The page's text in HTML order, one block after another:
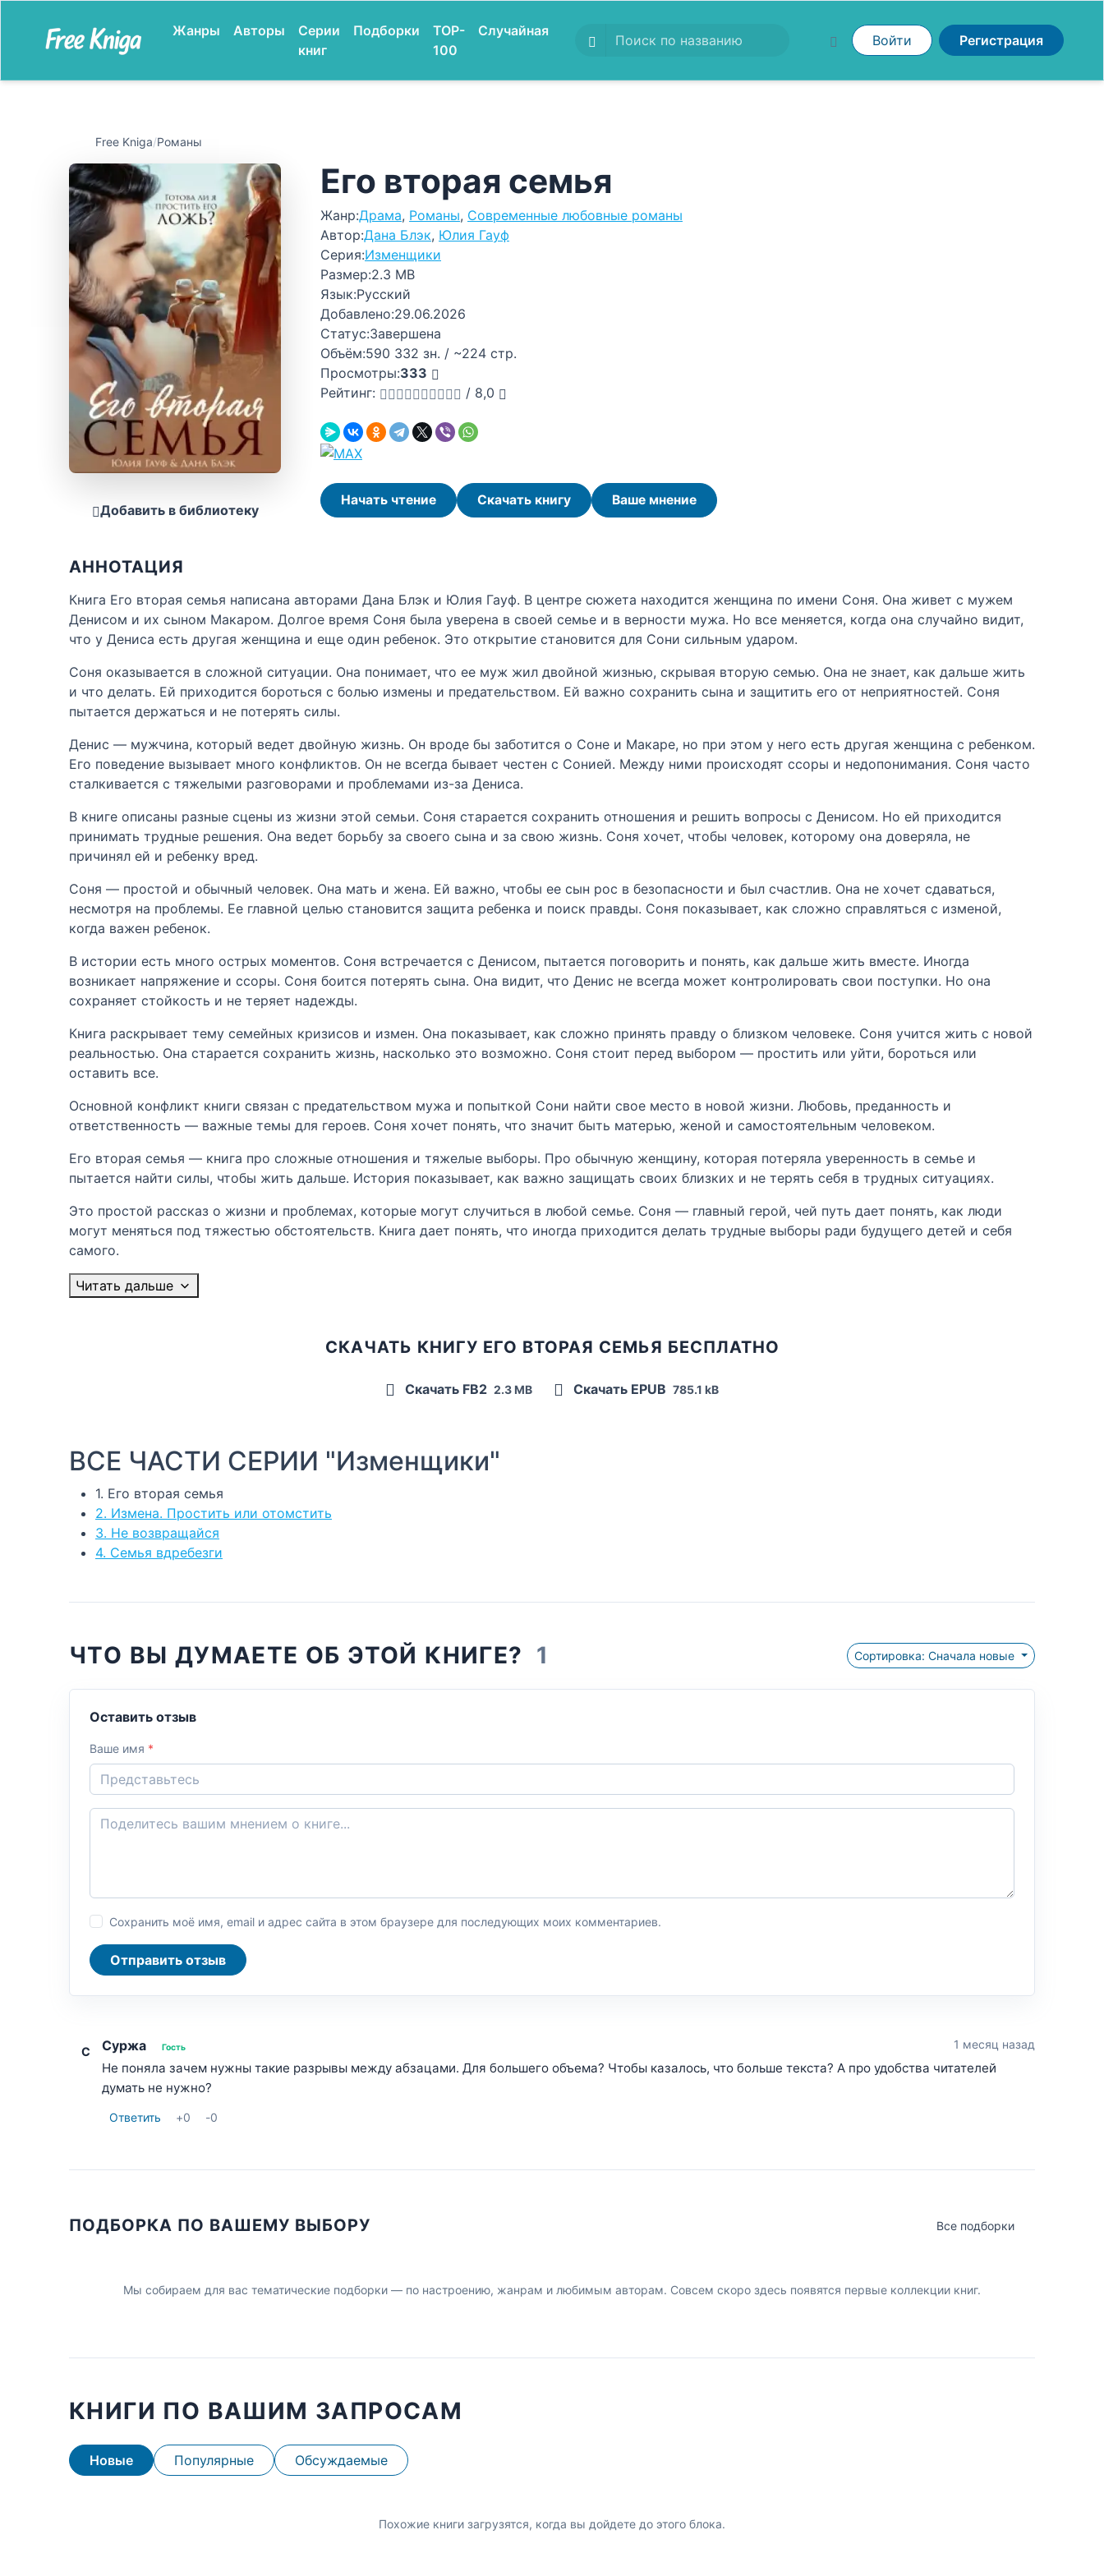
Жанры Авторы
Серии
книг
Подборки
TOP-
100
Случайная
Войти Регистрация
Free Kniga/Романы
Добавить в библиотеку
Его вторая семья
Жанр:Драма, Романы, Современные любовные романы
Автор:Дана Блэк, Юлия Гауф
Серия:Изменщики
Размер:2.3 MB
Язык:Русский
Добавлено:29.06.2026
Статус:Завершена
Объём:590 332 зн. / ~224 стр.
Просмотры:333
Рейтинг:
/ 8,0
Начать чтение Скачать книгу Ваше мнение
АННОТАЦИЯ
Книга Его вторая семья написана авторами Дана Блэк и Юлия Гауф. В центре сюжета находится женщина по имени Соня. Она живет с мужем
Денисом и их сыном Макаром. Долгое время Соня была уверена в своей семье и в верности мужа. Но все меняется, когда она случайно видит,
что у Дениса есть другая женщина и еще один ребенок. Это открытие становится для Сони сильным ударом.
Соня оказывается в сложной ситуации. Она понимает, что ее муж жил двойной жизнью, скрывая вторую семью. Она не знает, как дальше жить
и что делать. Ей приходится бороться с болью измены и предательством. Ей важно сохранить сына и защитить его от неприятностей. Соня
пытается держаться и не потерять силы.
Денис — мужчина, который ведет двойную жизнь. Он вроде бы заботится о Соне и Макаре, но при этом у него есть другая женщина с ребенком.
Его поведение вызывает много конфликтов. Он не всегда бывает честен с Сонией. Между ними происходят ссоры и недопонимания. Соня часто
сталкивается с тяжелыми разговорами и проблемами из-за Дениса.
В книге описаны разные сцены из жизни этой семьи. Соня старается сохранить отношения и решить вопросы с Денисом. Но ей приходится
принимать трудные решения. Она ведет борьбу за своего сына и за свою жизнь. Соня хочет, чтобы человек, которому она доверяла, не
причинял ей и ребенку вред.
Соня — простой и обычный человек. Она мать и жена. Ей важно, чтобы ее сын рос в безопасности и был счастлив. Она не хочет сдаваться,
несмотря на проблемы. Ее главной целью становится защита ребенка и поиск правды. Соня показывает, как сложно справляться с изменой,
когда важен ребенок.
В истории есть много острых моментов. Соня встречается с Денисом, пытается поговорить и понять, как дальше жить вместе. Иногда
возникает напряжение и ссоры. Соня боится потерять сына. Она видит, что Денис не всегда может контролировать свои поступки. Но она
сохраняет стойкость и не теряет надежды.
Книга раскрывает тему семейных кризисов и измен. Она показывает, как сложно принять правду о близком человеке. Соня учится жить с новой
реальностью. Она старается сохранить жизнь, насколько это возможно. Соня стоит перед выбором — простить или уйти, бороться или
оставить все.
Основной конфликт книги связан с предательством мужа и попыткой Сони найти свое место в новой жизни. Любовь, преданность и
ответственность — важные темы для героев. Соня хочет понять, что значит быть матерью, женой и самостоятельным человеком.
Его вторая семья — книга про сложные отношения и тяжелые выборы. Про обычную женщину, которая потеряла уверенность в семье и
пытается найти силы, чтобы жить дальше. История показывает, как важно защищать своих близких и не терять себя в трудных ситуациях.
Это простой рассказ о жизни и проблемах, которые могут случиться в любой семье. Соня — главный герой, чей путь дает понять, как люди
могут меняться под тяжестью обстоятельств. Книга дает понять, что иногда приходится делать трудные выборы ради будущего детей и себя
самого.
Читать дальше
СКАЧАТЬ КНИГУ ЕГО ВТОРАЯ СЕМЬЯ БЕСПЛАТНО
Скачать FB2 2.3 MB Скачать EPUB 785.1 kB
ВСЕ ЧАСТИ СЕРИИ "Изменщики"
1. Его вторая семья
2. Измена. Простить или отомстить
3. Не возвращайся
4. Семья вдребезги
ЧТО ВЫ ДУМАЕТЕ ОБ ЭТОЙ КНИГЕ? 1 Сортировка: Сначала новые
Оставить отзыв
Ваше имя *
Сохранить моё имя, email и адрес сайта в этом браузере для последующих моих комментариев.
Отправить отзыв
С Суржа Гость 1 месяц назад
Не поняла зачем нужны такие разрывы между абзацами. Для большего объема? Чтобы казалось, что больше текста? А про удобства читателей
думать не нужно?
Ответить +0 -0
ПОДБОРКА ПО ВАШЕМУ ВЫБОРУ Все подборки
Мы собираем для вас тематические подборки — по настроению, жанрам и любимым авторам. Совсем скоро здесь появятся первые коллекции книг.
КНИГИ ПО ВАШИМ ЗАПРОСАМ
Новые Популярные Обсуждаемые
Похожие книги загрузятся, когда вы дойдете до этого блока.